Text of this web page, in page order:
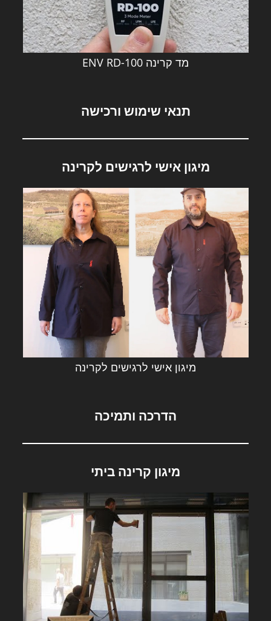
מד קרינה ENV RD-100
תנאי שימוש ורכישה
מיגון אישי לרגישים לקרינה
מיגון אישי לרגישים לקרינה
הדרכה ותמיכה
מיגון קרינה ביתי